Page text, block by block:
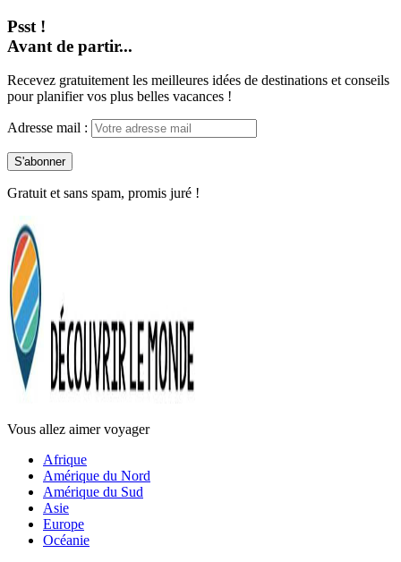
Psst !
Avant de partir...
Recevez gratuitement les meilleures idées de destinations et conseils
pour planifier vos plus belles vacances !
Adresse mail :
Gratuit et sans spam, promis juré !
Vous allez aimer voyager
Afrique
Amérique du Nord
Amérique du Sud
Asie
Europe
Océanie